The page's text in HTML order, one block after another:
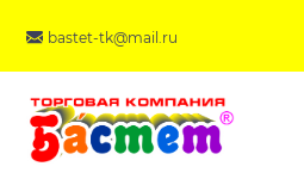
bastet-tk@mail.ru